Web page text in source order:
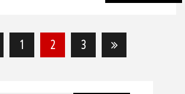
1 2 3